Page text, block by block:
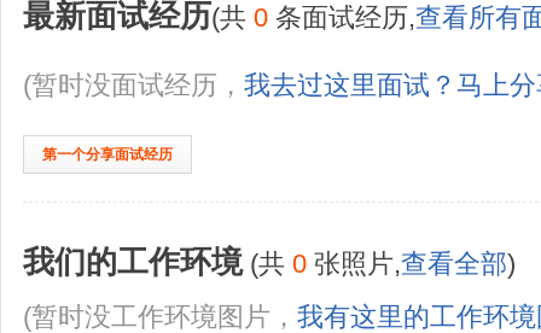
最新面试经历(共 0 条面试经历,查看所有
(暂时没面试经历， 我去过这里面试？马上
第一个分享面试经历
我们的工作环境(共 0 张照片,查看全部)
(暂时没工作环境图片， 我有这里的工作环